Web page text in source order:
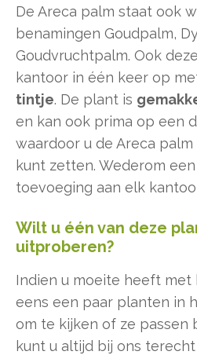
De Areca palm staat ook
benamingen Goudpalm,
Goudvruchtpalm. Ook
kantoor in één keer op
tintje. De plant is
en kan ook prima op een
waardoor u de Areca
kunt zetten. Wederom
toevoeging aan elk
Wilt u één van deze
uitproberen?
Indien u moeite heeft
eens een paar planten in
om te kijken of ze passen
kunt u altijd bij ons